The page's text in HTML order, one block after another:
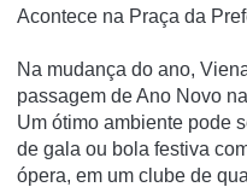
Acontece na Praça da
Na mudança do ano,
passagem de Ano Novo
Um ótimo ambiente pode
de gala ou bola festiva
ópera, em um clube de